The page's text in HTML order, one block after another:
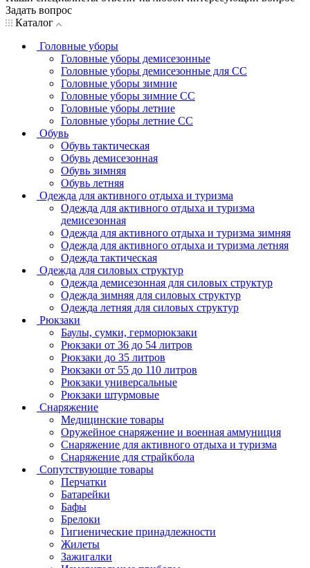
Задать вопрос
Каталог
Головные уборы
Головные уборы демисезонные
Головные уборы демисезонные для СС
Головные уборы зимние
Головные уборы зимние СС
Головные уборы летние
Головные уборы летние СС
Обувь
Обувь тактическая
Обувь демисезонная
Обувь зимняя
Обувь летняя
Одежда для активного отдыха и туризма
Одежда для активного отдыха и туризма
демисезонная
Одежда для активного отдыха и туризма зимняя
Одежда для активного отдыха и туризма летняя
Одежда тактическая
Одежда для силовых структур
Одежда демисезонная для силовых структур
Одежда зимняя для силовых структур
Одежда летняя для силовых структур
Рюкзаки
Баулы, сумки, герморюкзаки
Рюкзаки от 36 до 54 литров
Рюкзаки до 35 литров
Рюкзаки от 55 до 110 литров
Рюкзаки универсальные
Рюкзаки штурмовые
Снаряжение
Медицинские товары
Оружейное снаряжение и военная аммуниция
Снаряжение для активного отдыха и туризма
Снаряжение для страйкбола
Сопутствующие товары
Перчатки
Батарейки
Бафы
Брелоки
Гигиенические принадлежности
Жилеты
Зажигалки